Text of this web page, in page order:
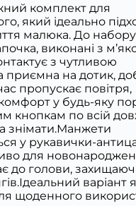
комплект для
який ідеально
малюка. До
виконані з
з чутливою
приємна на дотик,
пропускає повітря,
у будь-яку
кнопкам по всій
знімати.Манжети
у рукавички-
для
до голови,
варіант
щоденного